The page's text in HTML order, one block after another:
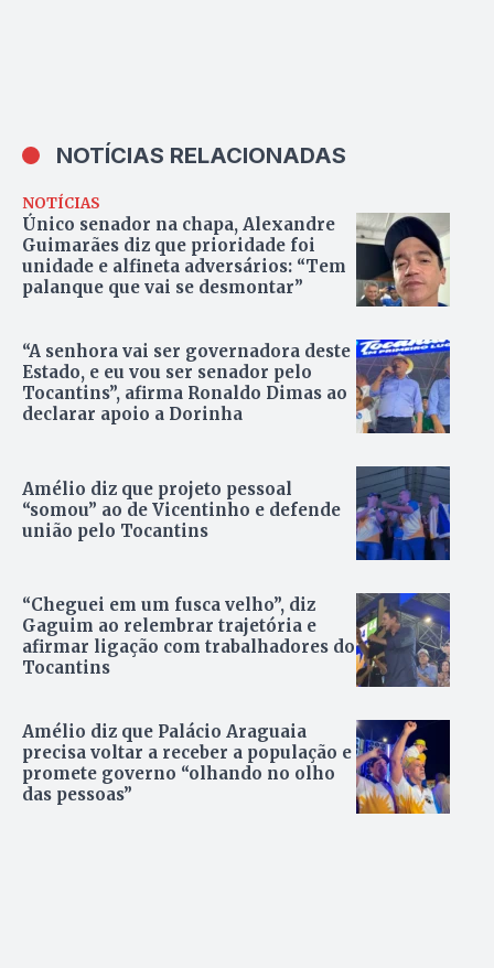
NOTÍCIAS RELACIONADAS
NOTÍCIAS
Único senador na chapa, Alexandre
Guimarães diz que prioridade foi
unidade e alfineta adversários: “Tem
palanque que vai se desmontar”
“A senhora vai ser governadora deste
Estado, e eu vou ser senador pelo
Tocantins”, afirma Ronaldo Dimas ao
declarar apoio a Dorinha
Amélio diz que projeto pessoal
“somou” ao de Vicentinho e defende
união pelo Tocantins
“Cheguei em um fusca velho”, diz
Gaguim ao relembrar trajetória e
afirmar ligação com trabalhadores do
Tocantins
Amélio diz que Palácio Araguaia
precisa voltar a receber a população e
promete governo “olhando no olho
das pessoas”